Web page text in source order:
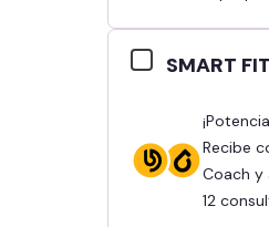
SMART
¡Potencializa tus entrenamientos con el Combo Smart Fit Coach y Smart Fit Body!
Recibe
Coach y
12